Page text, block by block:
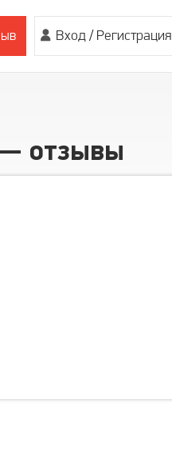
Вход/ Регистрация
отзывы